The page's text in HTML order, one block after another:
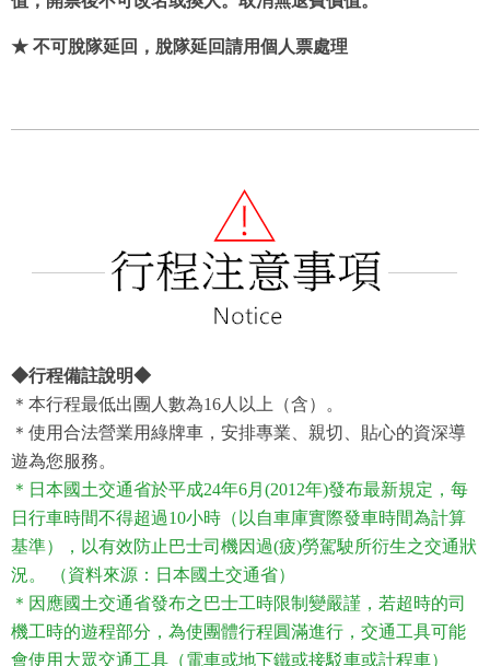
★ 不可脫隊延回，脫隊延回請用個人票處理
◆行程備註說明◆
＊本行程最低出團人數為16人以上（含）。
＊使用合法營業用綠牌車，安排專業、親切、貼心的資深導
遊為您服務。
＊日本國土交通省於平成24年6月(2012年)發布最新規定，每
日行車時間不得超過10小時（以自車庫實際發車時間為計算
基準），以有效防止巴士司機因過(疲)勞駕駛所衍生之交通狀
況。
（資料來源：日本國土交通省）
＊因應國土交通省發布之巴士工時限制變嚴謹，若超時的司
機工時的遊程部分，為使團體行程圓滿進行，交通工具可能
會使用大眾交通工具（電車或地下鐵或接駁車或計程車）